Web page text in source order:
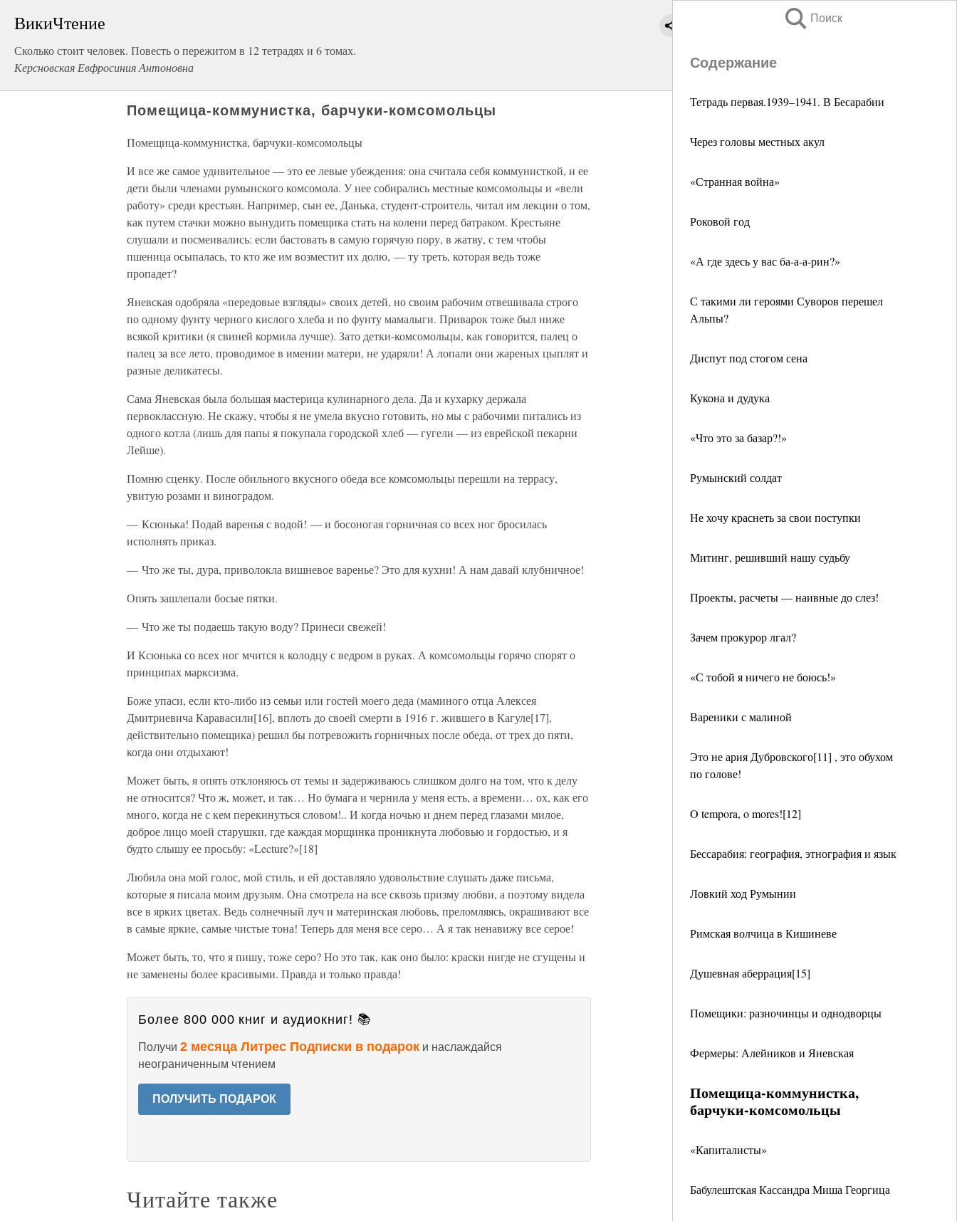
ВикиЧтение
Сколько стоит человек. Повесть о пережитом в 12 тетрадях и 6 томах.
Керсновская Евфросиния Антоновна
Поиск
Содержание
Тетрадь первая.1939–1941. В Бесарабии
Через головы местных акул
«Странная война»
Роковой год
«А где здесь у вас ба-а-а-рин?»
С такими ли героями Суворов перешел
Альпы?
Диспут под стогом сена
Кукона и дудука
«Что это за базар?!»
Румынский солдат
Не хочу краснеть за свои поступки
Митинг, решивший нашу судьбу
Проекты, расчеты — наивные до слез!
Зачем прокурор лгал?
«С тобой я ничего не боюсь!»
Вареники с малиной
Это не ария Дубровского[11] , это обухом
по голове!
O tempora, o mores![12]
Бессарабия: география, этнография и язык
Ловкий ход Румынии
Римская волчица в Кишиневе
Душевная аберрация[15]
Помещики: разночинцы и однодворцы
Фермеры: Алейников и Яневская
Помещица-коммунистка,
барчуки-комсомольцы
«Капиталисты»
Бабулештская Кассандра Миша Георгица
Помещица-коммунистка, барчуки-комсомольцы
Помещица-коммунистка, барчуки-комсомольцы
И все же самое удивительное — это ее левые убеждения: она считала себя коммунисткой, и ее
дети были членами румынского комсомола. У нее собирались местные комсомольцы и «вели
работу» среди крестьян. Например, сын ее, Данька, студент-строитель, читал им лекции о том,
как путем стачки можно вынудить помещика стать на колени перед батраком. Крестьяне
слушали и посмеивались: если бастовать в самую горячую пору, в жатву, с тем чтобы
пшеница осыпалась, то кто же им возместит их долю, — ту треть, которая ведь тоже
пропадет?
Яневская одобряла «передовые взгляды» своих детей, но своим рабочим отвешивала строго
по одному фунту черного кислого хлеба и по фунту мамалыги. Приварок тоже был ниже
всякой критики (я свиней кормила лучше). Зато детки-комсомольцы, как говорится, палец о
палец за все лето, проводимое в имении матери, не ударяли! А лопали они жареных цыплят и
разные деликатесы.
Сама Яневская была большая мастерица кулинарного дела. Да и кухарку держала
первоклассную. Не скажу, чтобы я не умела вкусно готовить, но мы с рабочими питались из
одного котла (лишь для папы я покупала городской хлеб — гугели — из еврейской пекарни
Лейше).
Помню сценку. После обильного вкусного обеда все комсомольцы перешли на террасу,
увитую розами и виноградом.
— Ксюнька! Подай варенья с водой! — и босоногая горничная со всех ног бросилась
исполнять приказ.
— Что же ты, дура, приволокла вишневое варенье? Это для кухни! А нам давай клубничное!
Опять зашлепали босые пятки.
— Что же ты подаешь такую воду? Принеси свежей!
И Ксюнька со всех ног мчится к колодцу с ведром в руках. А комсомольцы горячо спорят о
принципах марксизма.
Боже упаси, если кто-либо из семьи или гостей моего деда (маминого отца Алексея
Дмитриевича Каравасили[16], вплоть до своей смерти в 1916 г. жившего в Кагуле[17],
действительно помещика) решил бы потревожить горничных после обеда, от трех до пяти,
когда они отдыхают!
Может быть, я опять отклоняюсь от темы и задерживаюсь слишком долго на том, что к делу
не относится? Что ж, может, и так… Но бумага и чернила у меня есть, а времени… ох, как его
много, когда не с кем перекинуться словом!.. И когда ночью и днем перед глазами милое,
доброе лицо моей старушки, где каждая морщинка проникнута любовью и гордостью, и я
будто слышу ее просьбу: «Lecture?»[18]
Любила она мой голос, мой стиль, и ей доставляло удовольствие слушать даже письма,
которые я писала моим друзьям. Она смотрела на все сквозь призму любви, а поэтому видела
все в ярких цветах. Ведь солнечный луч и материнская любовь, преломляясь, окрашивают все
в самые яркие, самые чистые тона! Теперь для меня все серо… А я так ненавижу все серое!
Может быть, то, что я пишу, тоже серо? Но это так, как оно было: краски нигде не сгущены и
не заменены более красивыми. Правда и только правда!
Более 800 000 книг и аудиокниг! 📚
Получи 2 месяца Литрес Подписки в подарок и наслаждайся
неограниченным чтением
ПОЛУЧИТЬ ПОДАРОК
Читайте также